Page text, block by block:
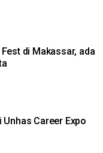
di Makassar, ada
Career Expo